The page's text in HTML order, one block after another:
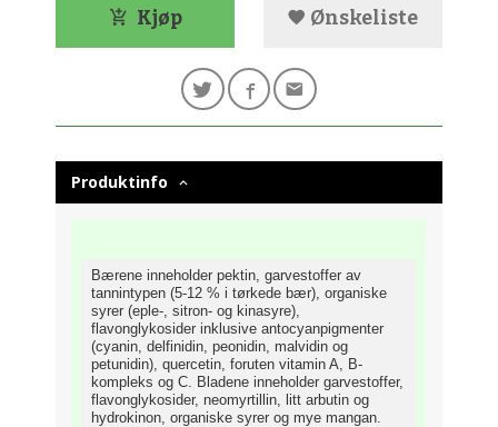
Kjøp Ønskeliste
Produktinfo
Bærene inneholder pektin, garvestoffer av
tannintypen (5-12 % i tørkede bær), organiske
syrer (eple-, sitron- og kinasyre),
flavonglykosider inklusive antocyanpigmenter
(cyanin, delfinidin, peonidin, malvidin og
petunidin), quercetin, foruten vitamin A, B-
kompleks og C. Bladene inneholder garvestoffer,
flavonglykosider, neomyrtillin, litt arbutin og
hydrokinon, organiske syrer og mye mangan.